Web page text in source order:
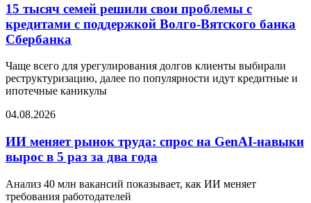
15 тысяч семей решили свои проблемы с
кредитами с поддержкой Волго-Вятского банка
Сбербанка
Чаще всего для урегулирования долгов клиенты выбирали
реструктуризацию, далее по популярности идут кредитные и
ипотечные каникулы
04.08.2026
ИИ меняет рынок труда: спрос на GenAI-навыки
вырос в 5 раз за два года
Анализ 40 млн вакансий показывает, как ИИ меняет
требования работодателей